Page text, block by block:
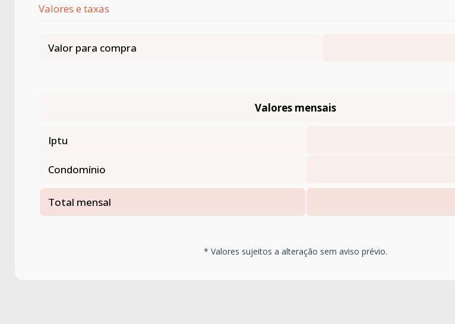
Valores e taxas
Valor para compra
Valores mensais
Iptu
Condomínio
Total mensal
* Valores sujeitos a alteração sem aviso prévio.